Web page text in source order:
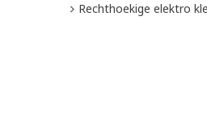
Rechthoekige elektro